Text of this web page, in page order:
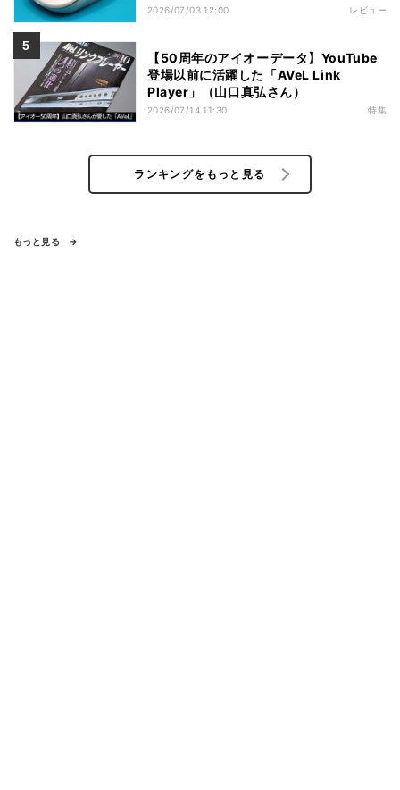
2026/07/03 12:00 レビュー
【50周年のアイオーデータ】YouTube
登場以前に活躍した「AVeL Link
Player」（山口真弘さん）
2026/07/14 11:30 特集
ランキングをもっと見る
もっと見る